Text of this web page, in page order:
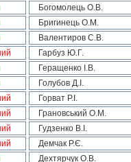
Богомолець О.В.
Бригинець О.М.
Валентиров С.В.
Гарбуз Ю.Г.
Геращенко І.В.
Голубов Д.І.
Горват Р.І.
Грановський О.М.
Гудзенко В.І.
Демчак Р.Є.
Дехтярчук О.В.